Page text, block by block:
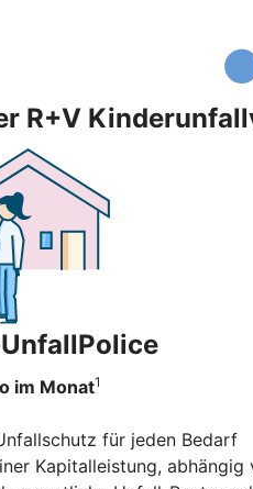
R+V
im Monat1
für jeden Bedarf
Kapitalleistung,